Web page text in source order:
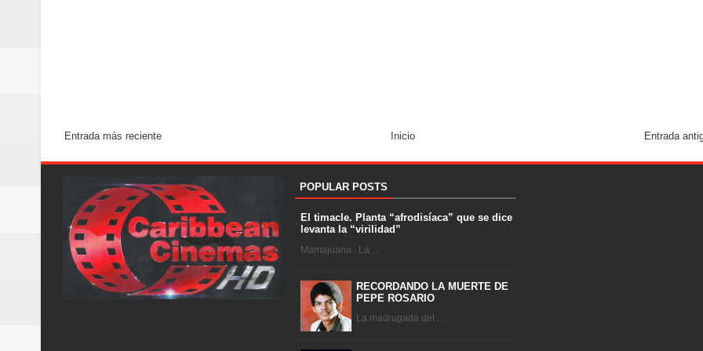
Entrada más reciente Entrada
Inicio
POPULAR POSTS
El timacle. Planta “afrodisíaca” que se dice
levanta la “virilidad”
Mamajuana . La ...
RECORDANDO LA MUERTE DE
PEPE ROSARIO
La madrugada del ...